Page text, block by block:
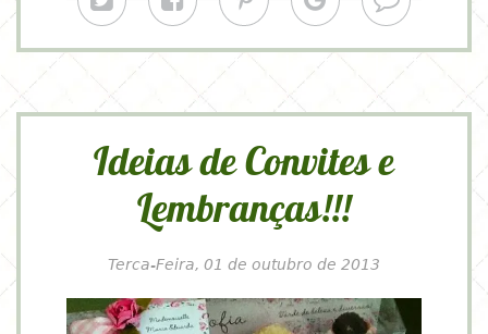
Ideias de Convites e
Lembranças!!!
Terca-Feira, 01 de outubro de 2013